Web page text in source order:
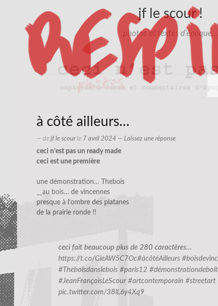
jf le scour !
photos et textes d'époque…
à côté ailleurs…
— de jf le scourle 7 avril 2024 — Laissez une réponse
ceci n’est pas un ready made
ceci est une première
une démonstration… Thebois
__au bois… de vincennes
presque à l’ombre des platanes
de la prairie ronde !!
ceci fait beaucoup plus de 280 caractères…
https://t.co/GieAW5C7Oc#àcôtéAilleurs
#Theboisdanslebois #paris12
#JeanFrançoisLeScour #artcontemporain #streetart
pic.twitter.com/38lL6y4Xq9